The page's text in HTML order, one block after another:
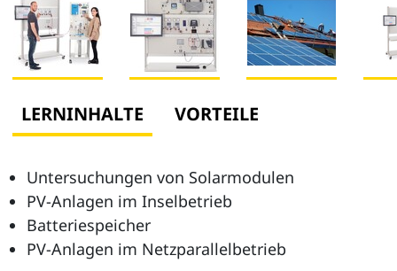
LERNINHALTE VORTEILE
Untersuchungen von Solarmodulen
PV-Anlagen im Inselbetrieb
Batteriespeicher
PV-Anlagen im Netzparallelbetrieb